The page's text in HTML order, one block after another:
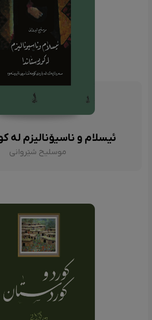
ئیسلام و ناسیۆنالیزم لە
موسلیح شێروانی